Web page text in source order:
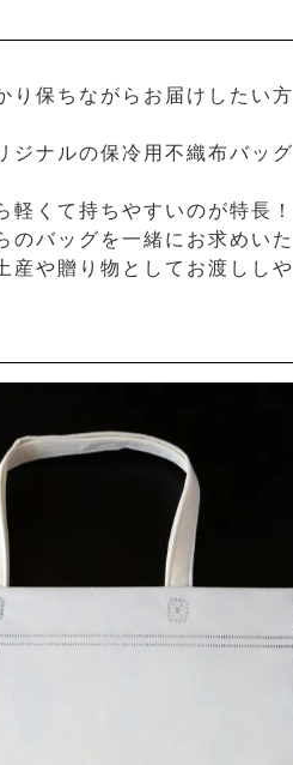
り保ちながらお届けしたい方
ジナルの保冷用不織布バッグ
軽くて持ちやすいのが特長！
のバッグを一緒にお求めいた
産や贈り物としてお渡ししや